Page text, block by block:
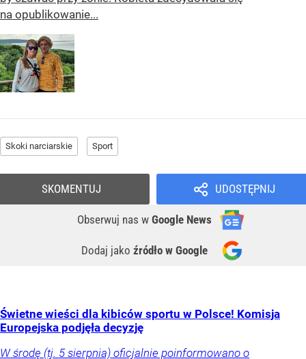
na opublikowanie...
Skoki narciarskie Sport
UDOSTĘPNIJ
Obserwuj nas w Google News
Dodaj jako źródło w Google
SKOMENTUJ
Świetne wieści dla kibiców sportu w Polsce! Komisja
Europejska podjęła decyzję
W środę (tj. 5 sierpnia) oficjalnie poinformowano o